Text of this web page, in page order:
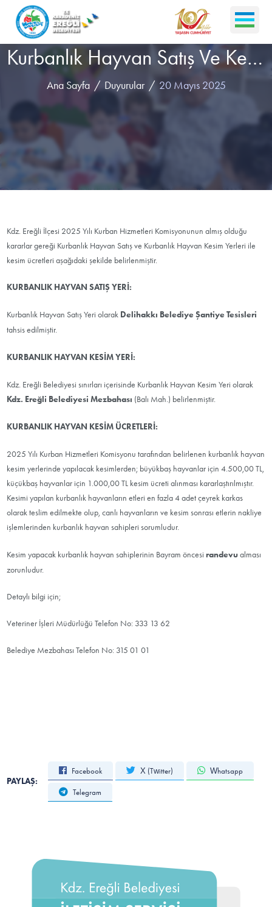
Kurbanlık Hayvan Satış Ve Kesim Yerleri Hakkında Duyuru (2025 YILI)
Ana Sayfa Duyurular 20 Mayıs 2025
Kdz. Ereğli İlçesi 2025 Yılı Kurban Hizmetleri Komisyonunun almış olduğu
kararlar gereği Kurbanlık Hayvan Satış ve Kurbanlık Hayvan Kesim Yerleri ile
kesim ücretleri aşağıdaki şekilde belirlenmiştir.
KURBANLIK HAYVAN SATIŞ YERİ:
Kurbanlık Hayvan Satış Yeri olarak Delihakkı Belediye Şantiye Tesisleri
tahsis edilmiştir.
KURBANLIK HAYVAN KESİM YERİ:
Kdz. Ereğli Belediyesi sınırları içerisinde Kurbanlık Hayvan Kesim Yeri olarak
Kdz. Ereğli Belediyesi Mezbahası (Balı Mah.) belirlenmiştir.
KURBANLIK HAYVAN KESİM ÜCRETLERİ:
2025 Yılı Kurban Hizmetleri Komisyonu tarafından belirlenen kurbanlık hayvan
kesim yerlerinde yapılacak kesimlerden; büyükbaş hayvanlar için 4.500,00 TL,
küçükbaş hayvanlar için 1.000,00 TL kesim ücreti alınması kararlaştırılmıştır.
Kesimi yapılan kurbanlık hayvanların etleri en fazla 4 adet çeyrek karkas
olarak teslim edilmekte olup, canlı hayvanların ve kesim sonrası etlerin nakliye
işlemlerinden kurbanlık hayvan sahipleri sorumludur.
Kesim yapacak kurbanlık hayvan sahiplerinin Bayram öncesirandevualması
zorunludur.
Detaylı bilgi için;
Veteriner İşleri Müdürlüğü Telefon No: 333 13 62
Belediye Mezbahası Telefon No: 315 01 01
PAYLAŞ:
Facebook X (Twitter) Whatsapp
Telegram